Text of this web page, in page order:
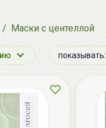
Маски с центеллой
показывать: